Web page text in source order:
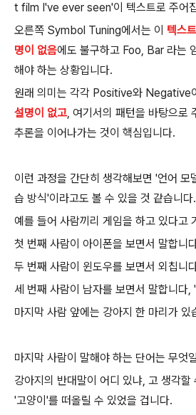
t film I've ever seen'이 텍스트로 주어
오른쪽 Symbol Tuning에서는 이 텍스
명이 없음에도 불구하고 Foo, Bar 라는
해야 하는 상황입니다.
원래 의미는 각각 Positive와 Negative
설명이 없고, 여기서의 패턴을 바탕으로
추론을 이어나가는 것이 핵심입니다.
이런 과정을 간단히 생각해보면 '언어 모
습 방식'이라고도 볼 수 있을 것 같습니다.
예를 들어 사람끼리 게임을 하고 있다고
첫 번째 사람이 아이폰을 보면서 말합니
두 번째 사람이 윈도우를 보면서 외칩니
세 번째 사람이 남자를 보면서 말합니다,
마지막 사람 앞에는 강아지 한 마리가 있
마지막 사람이 말해야 하는 단어는 무엇
강아지의 반대말이 어디 있냐, 고 생각할
'고양이'를 떠올릴 수 있었을 겁니다.